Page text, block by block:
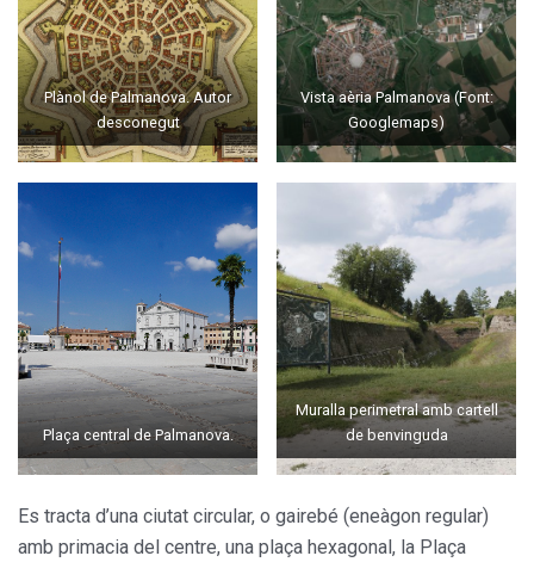
Plànol de Palmanova. Autor
desconegut
Vista aèria Palmanova (Font:
Googlemaps)
Plaça central de Palmanova.
Muralla perimetral amb cartell
de benvinguda
Es tracta d’una ciutat circular, o gairebé (eneàgon regular)
amb primacia del centre, una plaça hexagonal, la Plaça